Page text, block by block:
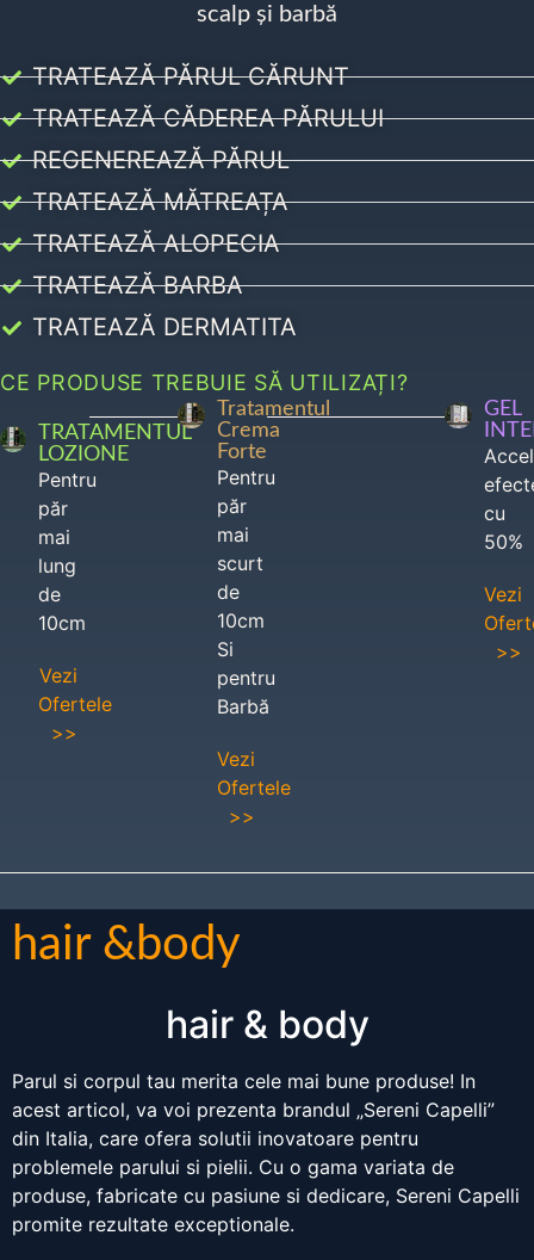
scalp și barbă
TRATEAZĂ PĂRUL CĂRUNT
TRATEAZĂ CĂDEREA PĂRULUI
REGENEREAZĂ PĂRUL
TRATEAZĂ MĂTREAȚA
TRATEAZĂ ALOPECIA
TRATEAZĂ BARBA
TRATEAZĂ DERMATITA
CE PRODUSE TREBUIE SĂ UTILIZAȚI?
TRATAMENTUL
LOZIONE
Pentru
păr
mai
lung
de
10cm
Vezi
Ofertele
>>
Tratamentul
Crema
Forte
Pentru
păr
mai
scurt
de
10cm
Si
pentru
Barbă
Vezi
Ofertele
>>
GEL
cu
50%
Vezi
>>
hair &body
hair & body
Parul si corpul tau merita cele mai bune produse! In
acest articol, va voi prezenta brandul „Sereni Capelli”
din Italia, care ofera solutii inovatoare pentru
problemele parului si pielii. Cu o gama variata de
produse, fabricate cu pasiune si dedicare, Sereni Capelli
promite rezultate exceptionale.